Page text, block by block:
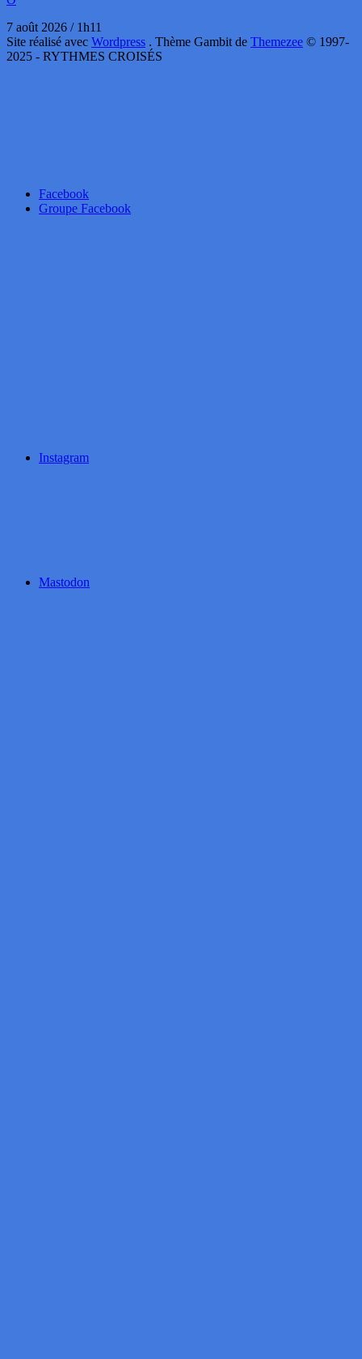
7 août 2026 / 1h11
Site réalisé avec Wordpress . Thème Gambit de Themezee © 1997-
2025 - RYTHMES CROISÉS
Facebook
Groupe Facebook
Instagram
Mastodon